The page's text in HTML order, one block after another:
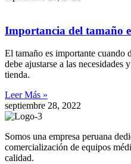
Importancia del tamaño
El tamaño es importante cuando
debe ajustarse a las
tienda.
Leer Más »
septiembre 28, 2022
Somos una empresa peruana
comercialización de equipos
calidad.